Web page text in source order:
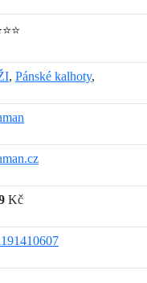
, Pánské kalhoty,
Kč